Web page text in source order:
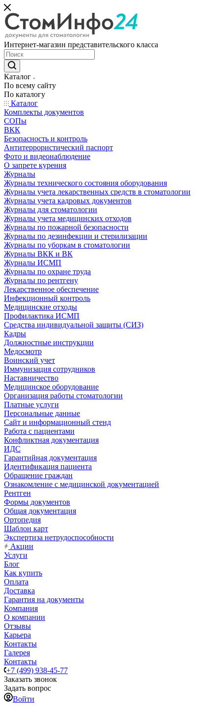
Интернет-магазин представительского класса
Каталог
По всему сайту
По каталогу
Каталог
Комплекты документов
СОПы
ВКК
Безопасность и контроль
Антитеррористический паспорт
Фото и видеонаблюдение
О запрете курения
Журналы
Журналы технического состояния оборудования
Журналы учета лекарственных средств в стоматологии
Журналы учета кадровых документов
Журналы для стоматологии
Журналы учета медицинских отходов
Журналы по пожарной безопасности
Журналы по дезинфекции и стерилизации
Журналы по уборкам в стоматологии
Журналы ВКК и ВК
Журналы ИСМП
Журналы по охране труда
Журналы по рентгену
Лекарственное обеспечение
Инфекционный контроль
Медицинские отходы
Профилактика ИСМП
Средства индивидуальной защиты (СИЗ)
Кадры
Должностные инструкции
Медосмотр
Воинский учет
Иммунизация сотрудников
Наставничество
Медицинское оборудование
Организация работы стоматологии
Платные услуги
Персональные данные
Сайт и информационный стенд
Работа с пациентами
Конфликтная документация
ИДС
Гарантийная документация
Идентификация пациента
Обращение граждан
Ознакомление с медицинской документацией
Рентген
Формы документов
Общая документация
Ортопедия
Шаблон карт
Экспертиза нетрудоспособности
Акции
Услуги
Блог
Как купить
Оплата
Доставка
Гарантия на документы
Компания
О компании
Отзывы
Карьера
Контакты
Галерея
Контакты
+7 (499) 938-45-77
Заказать звонок
Задать вопрос
Войти